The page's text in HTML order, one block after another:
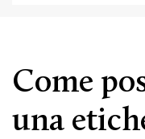
Come
una